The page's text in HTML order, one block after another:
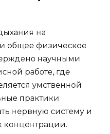
на
общее физическое
научными
работе, где
умственной
практики
нервную систему и
концентрации.